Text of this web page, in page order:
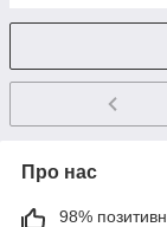
Про нас
98%